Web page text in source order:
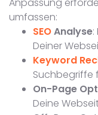
umfassen:
SEOAnalyse
Deiner
Keyword
Suchbegriffe
On-Page
Deine